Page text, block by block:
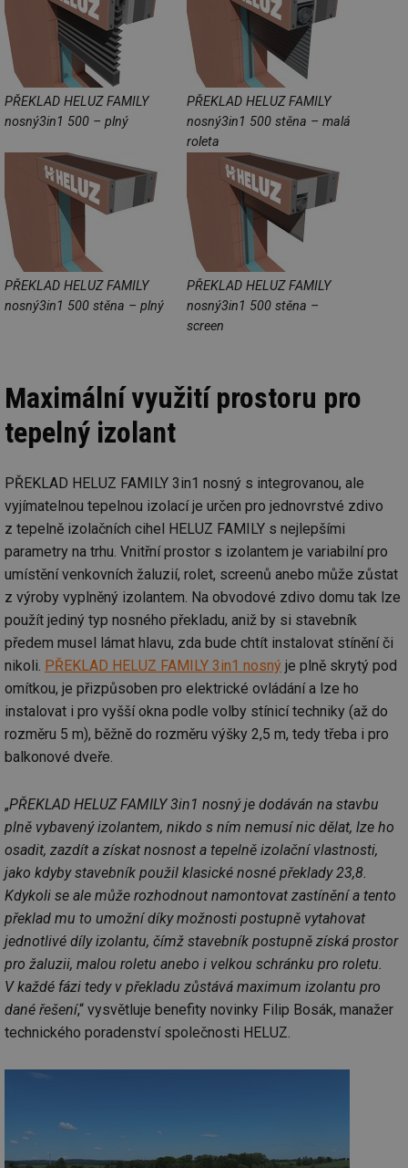
PŘEKLAD HELUZ FAMILY
nosný3in1 500 – plný
PŘEKLAD HELUZ FAMILY
nosný3in1 500 stěna – malá
roleta
PŘEKLAD HELUZ FAMILY
nosný3in1 500 stěna – plný
PŘEKLAD HELUZ FAMILY
nosný3in1 500 stěna –
screen
Maximální využití prostoru pro
tepelný izolant
PŘEKLAD HELUZ FAMILY 3in1 nosný s integrovanou, ale
vyjímatelnou tepelnou izolací je určen pro jednovrstvé zdivo
z tepelně izolačních cihel HELUZ FAMILY s nejlepšími
parametry na trhu. Vnitřní prostor s izolantem je variabilní pro
umístění venkovních žaluzií, rolet, screenů anebo může zůstat
z výroby vyplněný izolantem. Na obvodové zdivo domu tak lze
použít jediný typ nosného překladu, aniž by si stavebník
předem musel lámat hlavu, zda bude chtít instalovat stínění či
nikoli. PŘEKLAD HELUZ FAMILY 3in1 nosný je plně skrytý pod
omítkou, je přizpůsoben pro elektrické ovládání a lze ho
instalovat i pro vyšší okna podle volby stínicí techniky (až do
rozměru 5 m), běžně do rozměru výšky 2,5 m, tedy třeba i pro
balkonové dveře.
„PŘEKLAD HELUZ FAMILY 3in1 nosný je dodáván na stavbu
plně vybavený izolantem, nikdo s ním nemusí nic dělat, lze ho
osadit, zazdít a získat nosnost a tepelně izolační vlastnosti,
jako kdyby stavebník použil klasické nosné překlady 23,8.
Kdykoli se ale může rozhodnout namontovat zastínění a tento
překlad mu to umožní díky možnosti postupně vytahovat
jednotlivé díly izolantu, čímž stavebník postupně získá prostor
pro žaluzii, malou roletu anebo i velkou schránku pro roletu.
V každé fázi tedy v překladu zůstává maximum izolantu pro
dané řešení,“ vysvětluje benefity novinky Filip Bosák, manažer
technického poradenství společnosti HELUZ.